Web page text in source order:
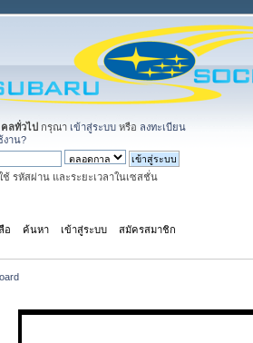
ลทั่วไป กรุณา เข้าสู่ระบบ หรือ ลงทะเบียน
งาน?
ช้ รหัสผ่าน และระยะเวลาในเซสชั่น
อ ค้นหา เข้าสู่ระบบ สมัครสมาชิก